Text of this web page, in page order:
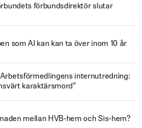
förbundsdirektör slutar
som AI kan kan ta över inom 10 år
internutredning:
karaktärsmord”
mellan HVB-hem och Sis-hem?